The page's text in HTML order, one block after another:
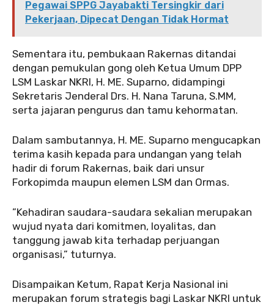
Pegawai SPPG Jayabakti Tersingkir dari
Pekerjaan, Dipecat Dengan Tidak Hormat
‎Sementara itu, pembukaan Rakernas ditandai
dengan pemukulan gong oleh Ketua Umum DPP
LSM Laskar NKRI, H. ME. Suparno, didampingi
Sekretaris Jenderal Drs. H. Nana Taruna, S.MM,
serta jajaran pengurus dan tamu kehormatan.
‎‎Dalam sambutannya, H. ME. Suparno mengucapkan
terima kasih kepada para undangan yang telah
hadir di forum Rakernas, baik dari unsur
Forkopimda maupun elemen LSM dan Ormas.
‎”Kehadiran saudara-saudara sekalian merupakan
wujud nyata dari komitmen, loyalitas, dan
tanggung jawab kita terhadap perjuangan
organisasi,” tuturnya.
‎‎Disampaikan Ketum, Rapat Kerja Nasional ini
merupakan forum strategis bagi Laskar NKRI untuk